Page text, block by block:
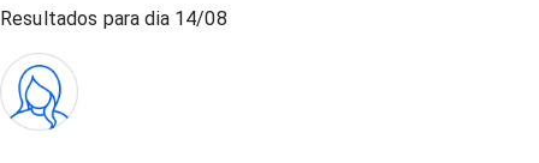
Resultados para dia 14/08